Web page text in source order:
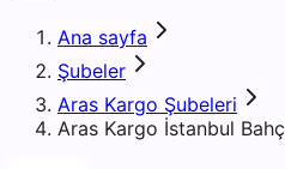
Ana sayfa
Şubeler
Aras Kargo Şubeleri
Aras Kargo İstanbul